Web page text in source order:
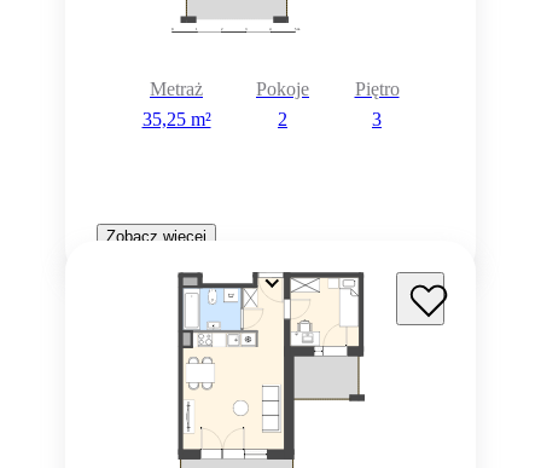
Metraż
35,25 m²
Pokoje
2
Piętro
3
Zobacz więcej